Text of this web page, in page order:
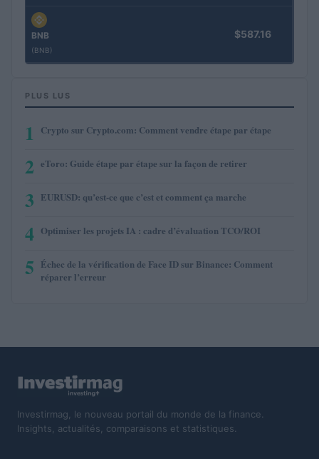
BNB
(BNB)
$587.16
PLUS LUS
1 Crypto sur Crypto.com: Comment vendre étape par étape
2 eToro: Guide étape par étape sur la façon de retirer
3 EURUSD: qu’est-ce que c’est et comment ça marche
4 Optimiser les projets IA : cadre d’évaluation TCO/ROI
5 Échec de la vérification de Face ID sur Binance: Comment
réparer l’erreur
Investirmag, le nouveau portail du monde de la finance.
Insights, actualités, comparaisons et statistiques.